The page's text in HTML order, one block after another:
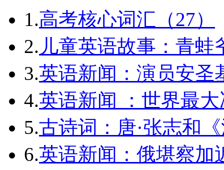
1.高考核心词汇（27）
2. 儿童英语故事：青蛙
3.英语新闻：演员安圣
4.英语新闻 ：世界最
5.古诗词：唐·张志和
6.英语新闻：俄堪察加